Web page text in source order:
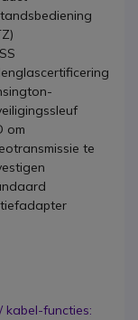
om
te
kabel-functies: